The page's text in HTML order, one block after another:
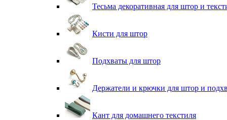
Тесьма декоративная для штор и
Кисти для штор
Подхваты для штор
Держатели и крючки для штор и
Кант для домашнего текстиля